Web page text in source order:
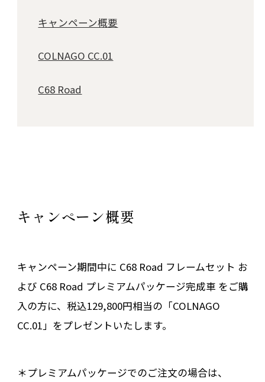
キャンペーン概要
COLNAGO CC.01
C68 Road
キャンペーン概要
キャンペーン期間中に C68 Road フレームセット お
よび C68 Road プレミアムパッケージ完成車 をご購
入の方に、税込129,800円相当の「COLNAGO
CC.01」をプレゼントいたします。
＊プレミアムパッケージでのご注文の場合は、